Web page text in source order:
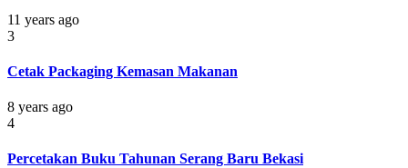
11 years ago
3
Cetak Packaging Kemasan Makanan
8 years ago
4
Percetakan Buku Tahunan Serang Baru Bekasi